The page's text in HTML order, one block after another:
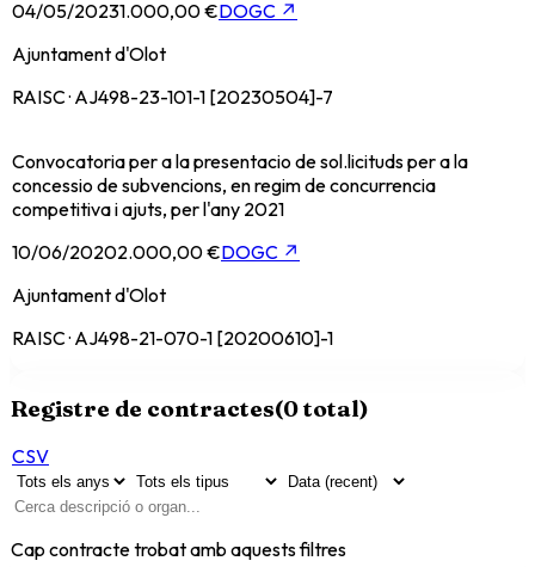
04/05/20231.000,00 €DOGC ↗
Ajuntament d'Olot
RAISC · AJ498-23-101-1 [20230504]-7
Convocatoria per a la presentacio de sol.licituds per a la
concessio de subvencions, en regim de concurrencia
competitiva i ajuts, per l'any 2021
10/06/20202.000,00 €DOGC ↗
Ajuntament d'Olot
RAISC · AJ498-21-070-1 [20200610]-1
Registre de contractes(0total)
CSV
Cap contracte trobat amb aquests filtres